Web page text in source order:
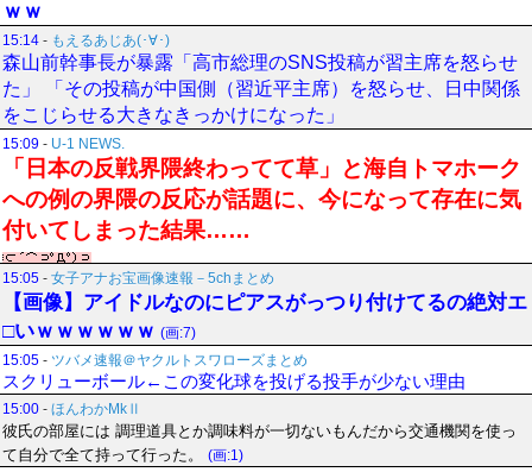
ｗｗ
15:14 - もえるあじあ(･∀･)
森山前幹事長が暴露「高市総理のSNS投稿が習主席を怒らせ
た」 「その投稿が中国側（習近平主席）を怒らせ、日中関係
をこじらせる大きなきっかけになった」
15:09 - U-1 NEWS.
「日本の反戦界隈終わってて草」と海自トマホーク
への例の界隈の反応が話題に、今になって存在に気
付いてしまった結果……
15:05 - 女子アナお宝画像速報－5chまとめ
【画像】アイドルなのにピアスがっつり付けてるの絶対エ
□いｗｗｗｗｗｗ (画:7)
15:05 - ツバメ速報＠ヤクルトスワローズまとめ
スクリューボール←この変化球を投げる投手が少ない理由
15:00 - ほんわかMkⅡ
彼氏の部屋には 調理道具とか調味料が一切ないもんだから交通機関を使っ
て自分で全て持って行った。
(画:1)